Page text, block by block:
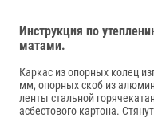
Инструкция по
матами.
Каркас из опорных колец
мм, опорных скоб из
ленты стальной
асбестового картона.